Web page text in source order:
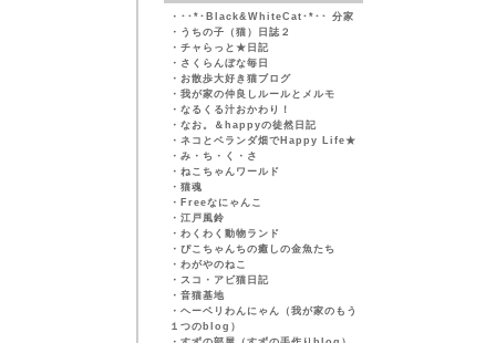
・ ･･*･Black&WhiteCat･*･･ 分家
・ うちの子（猫）日誌２
・ チャらっと★日記
・ さくらんぼな毎日
・ お散歩大好き猫ブログ
・ 我が家の仲良しルールとメルモ
・ なるくる汁おかわり！
・ なお。＆happyの徒然日記
・ ネコとベランダ畑でHappy Life★
・ み・ち・く・さ
・ ねこちゃんワールド
・ 猫魂
・ Freeなにゃんこ
・ 江戸風鈴
・ わくわく動物ランド
・ ぴこちゃんちの癒しの金魚たち
・ わがやのねこ
・ スコ・アビ猫日記
・ 音猫基地
・ ヘーベリわんにゃん（我が家のもう
１つのblog）